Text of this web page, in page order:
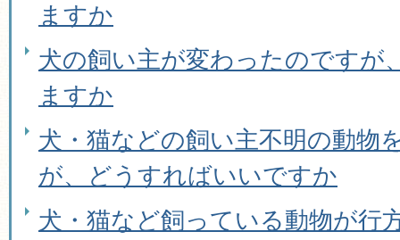
ますか
犬の飼い主が変わったのですが
ますか
犬・猫などの飼い主不明の動物
が、どうすればいいですか
犬・猫など飼っている動物が行